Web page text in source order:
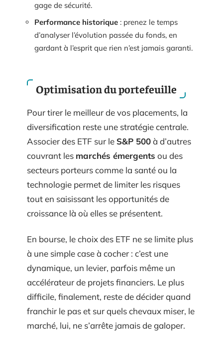
gage de sécurité.
Performance historique : prenez le temps
d’analyser l’évolution passée du fonds, en
gardant à l’esprit que rien n’est jamais garanti.
Optimisation du portefeuille
Pour tirer le meilleur de vos placements, la
diversification reste une stratégie centrale.
Associer des ETF sur le S&P 500à d’autres
couvrant les marchés émergents ou des
secteurs porteurs comme la santé ou la
technologie permet de limiter les risques
tout en saisissant les opportunités de
croissance là où elles se présentent.
En bourse, le choix des ETF ne se limite plus
à une simple case à cocher : c’est une
dynamique, un levier, parfois même un
accélérateur de projets financiers. Le plus
difficile, finalement, reste de décider quand
franchir le pas et sur quels chevaux miser, le
marché, lui, ne s’arrête jamais de galoper.